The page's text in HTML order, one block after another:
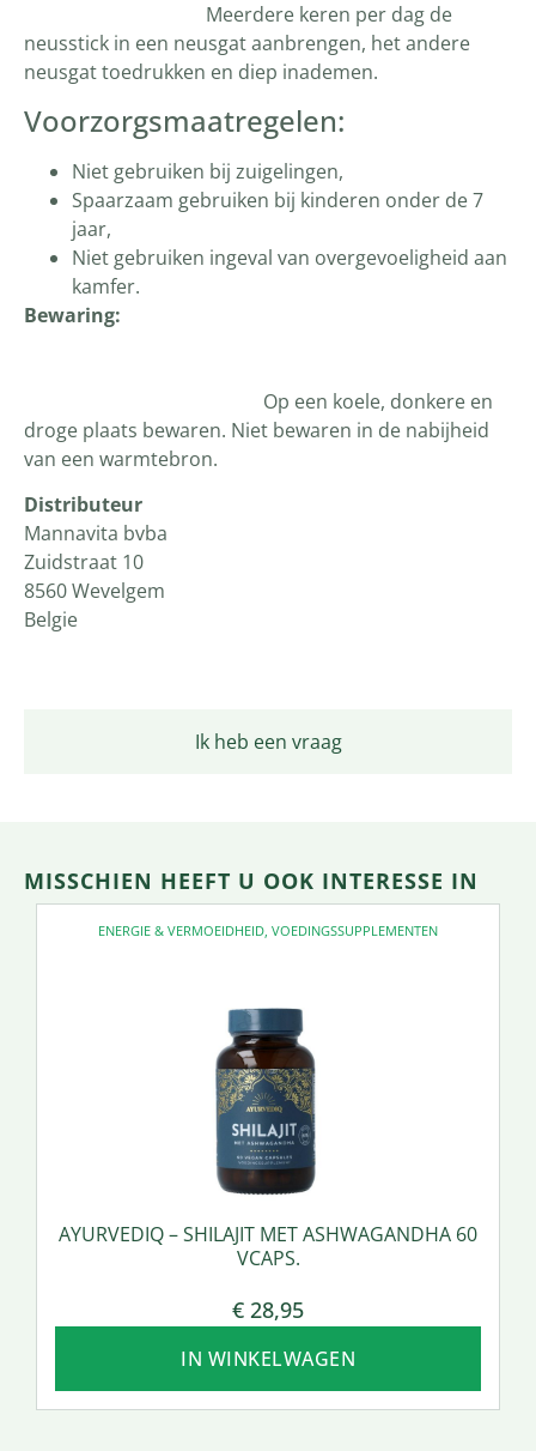
Ik heb een vraag
Meerdere keren per dag de
neusstick in een neusgat aanbrengen, het andere
neusgat toedrukken en diep inademen.
Voorzorgsmaatregelen:
Niet gebruiken bij zuigelingen,
Spaarzaam gebruiken bij kinderen onder de 7
jaar,
Niet gebruiken ingeval van overgevoeligheid aan
kamfer.
Bewaring:
Op een koele, donkere en
droge plaats bewaren. Niet bewaren in de nabijheid
van een warmtebron.
Distributeur
Mannavita bvba
Zuidstraat 10
8560 Wevelgem
Belgie
MISSCHIEN HEEFT U OOK INTERESSE IN
ENERGIE & VERMOEIDHEID VOEDINGSSUPPLEMENTEN
AYURVEDIQ – SHILAJIT MET ASHWAGANDHA 60
VCAPS.
€ 28,95
IN WINKELWAGEN